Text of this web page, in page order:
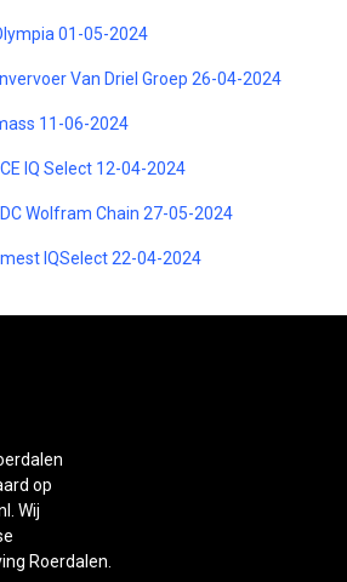
01-05-2024
Van Driel Groep 26-04-2024
11-06-2024
IQ Select 12-04-2024
Wolfram Chain 27-05-2024
IQSelect 22-04-2024
op
Wij
Roerdalen.